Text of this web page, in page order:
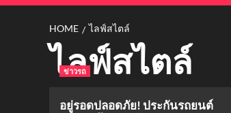
HOME ไลฟ์สไตล์
ไลฟ์สไตล์
ข่าวรถ
อยู่รอดปลอดภัย! ประกันรถยนต์